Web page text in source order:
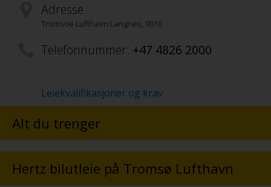
Adresse
Tromsoe Lufthavn Langnes, 9016
Telefonnummer: +47 4826 2000
Leiekvalifikasjoner og krav
Alt du trenger
Hertz bilutleie på Tromsø Lufthavn